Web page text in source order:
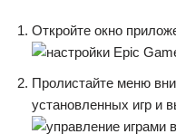
Откройте окно
Пролистайте меню
установленных игр и